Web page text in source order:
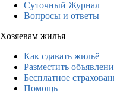
Суточный Журнал
Вопросы и ответы
Хозяевам жилья
Как сдавать жильё
Разместить
Бесплатное
Помощь